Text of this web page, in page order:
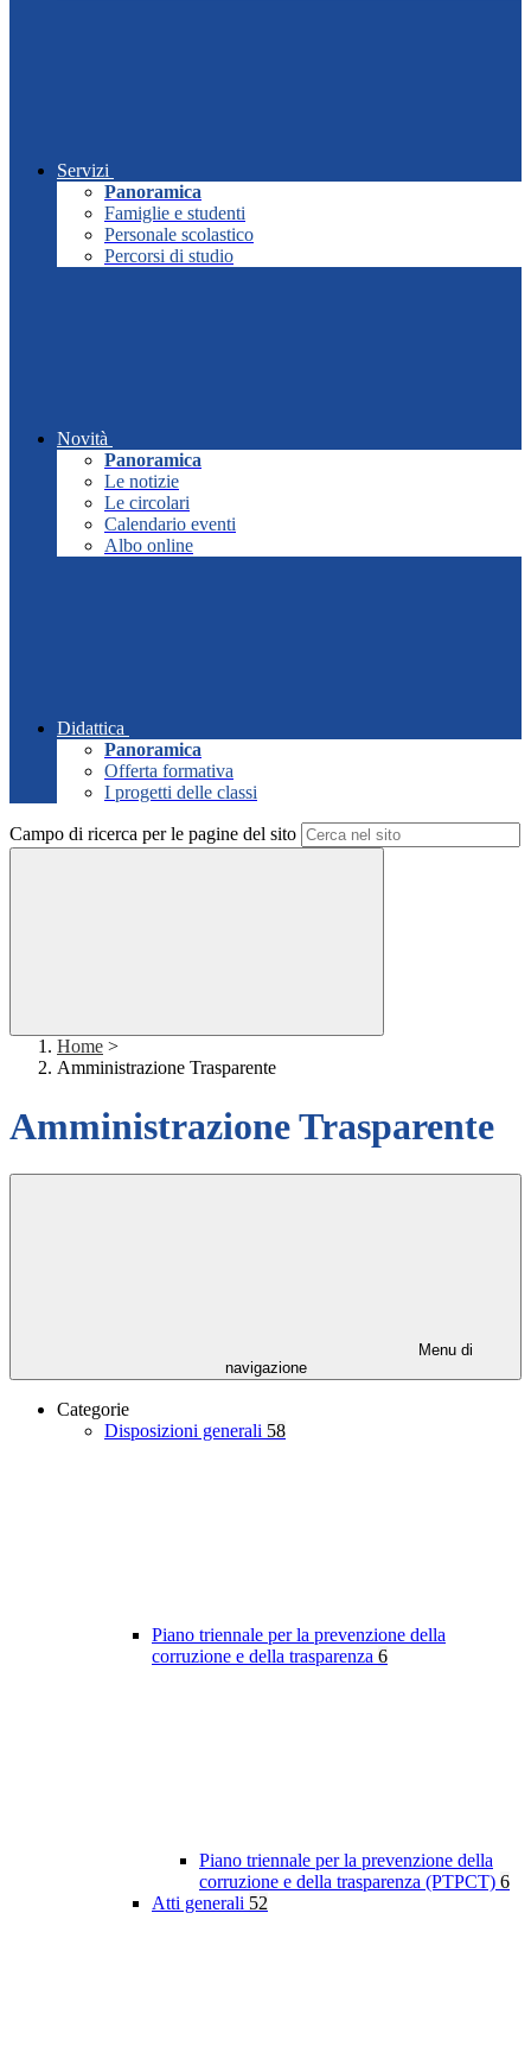
Servizi
Panoramica
Famiglie e studenti
Personale scolastico
Percorsi di studio
Novità
Panoramica
Le notizie
Le circolari
Calendario eventi
Albo online
Didattica
Panoramica
Offerta formativa
I progetti delle classi
Campo di ricerca per le pagine del sito
Home >
Amministrazione Trasparente
Amministrazione Trasparente
Menu di
navigazione
Categorie
Disposizioni generali 58
Piano triennale per la prevenzione della
corruzione e della trasparenza 6
Piano triennale per la prevenzione della
corruzione e della trasparenza (PTPCT) 6
Atti generali 52